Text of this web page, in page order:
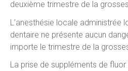
deuxième trimestre de la
L’anesthésie locale administrée
dentaire ne présente aucun
importe le trimestre de la
La prise de suppléments de